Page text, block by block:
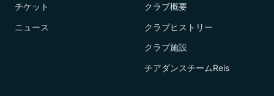
チケット
ニュース
クラブ概要
クラブヒストリー
クラブ施設
チアダンスチームReis